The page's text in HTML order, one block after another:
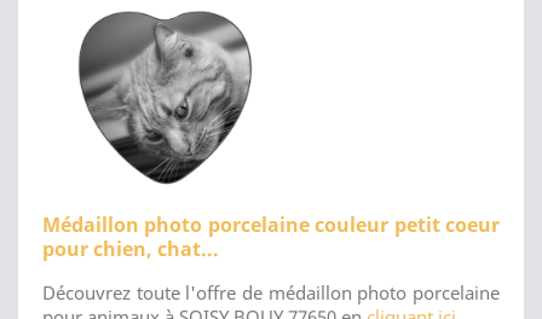
Médaillon photo porcelaine couleur petit coeur
pour chien, chat...
Découvrez toute l'offre de médaillon photo porcelaine